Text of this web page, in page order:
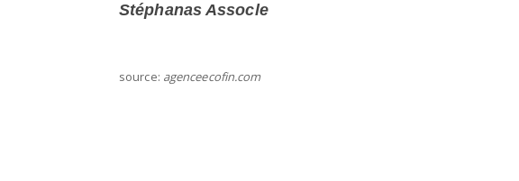
Stéphanas Assocle
source: agenceecofin.com